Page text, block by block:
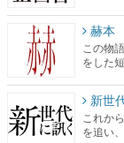
赫本
この物
をした
新世
これか
を追い